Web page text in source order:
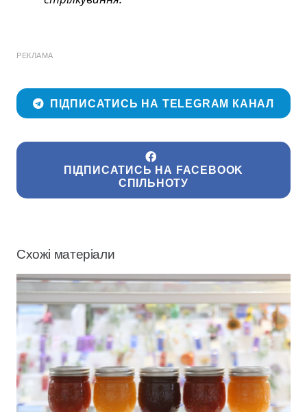
РЕКЛАМА
ПІДПИСАТИСЬ НА TELEGRAM КАНАЛ
ПІДПИСАТИСЬ НА FACEBOOK
СПІЛЬНОТУ
Схожі матеріали